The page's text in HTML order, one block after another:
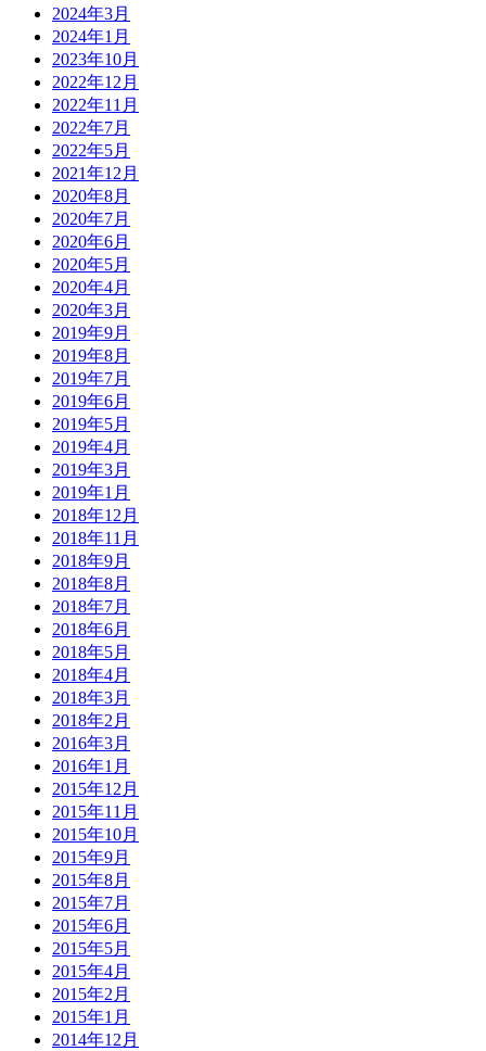
2024年3月
2024年1月
2023年10月
2022年12月
2022年11月
2022年7月
2022年5月
2021年12月
2020年8月
2020年7月
2020年6月
2020年5月
2020年4月
2020年3月
2019年9月
2019年8月
2019年7月
2019年6月
2019年5月
2019年4月
2019年3月
2019年1月
2018年12月
2018年11月
2018年9月
2018年8月
2018年7月
2018年6月
2018年5月
2018年4月
2018年3月
2018年2月
2016年3月
2016年1月
2015年12月
2015年11月
2015年10月
2015年9月
2015年8月
2015年7月
2015年6月
2015年5月
2015年4月
2015年2月
2015年1月
2014年12月